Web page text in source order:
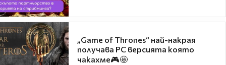
„Game of Thrones“ най-накрая
получава PC версията която
чакахме🎮🤩